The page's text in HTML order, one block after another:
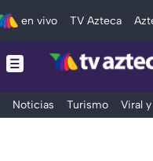
en vivo TV Azteca
Noticias Turismo Viral